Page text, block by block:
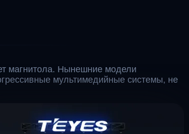
магнитола. Нынешние модели
мультимедийные системы, не